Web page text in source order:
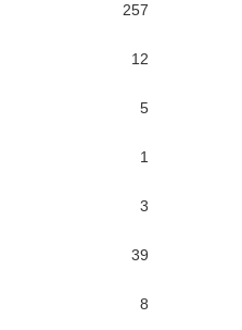
257
12
5
1
3
39
8